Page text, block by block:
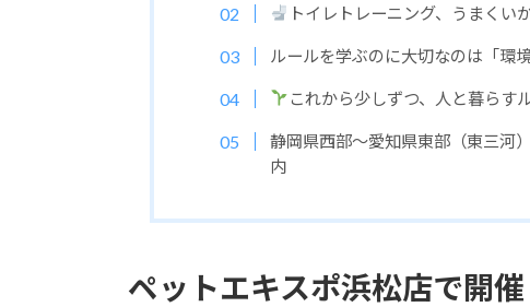
トイレトレーニング、うまくい
ルールを学ぶのに大切なのは「環境
これから少しずつ、人と暮らす
静岡県西部～愛知県東部（東三河
内
ペットエキスポ浜松店で開